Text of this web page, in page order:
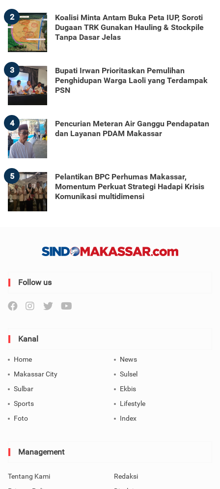
2
Koalisi Minta Antam Buka Peta IUP, Soroti
Dugaan TRK Gunakan Hauling & Stockpile
Tanpa Dasar Jelas
3
Bupati Irwan Prioritaskan Pemulihan
Penghidupan Warga Laoli yang Terdampak
PSN
4
Pencurian Meteran Air Ganggu Pendapatan
dan Layanan PDAM Makassar
5
Pelantikan BPC Perhumas Makassar,
Momentum Perkuat Strategi Hadapi Krisis
Komunikasi multidimensi
Follow us
Kanal
Home
News
Makassar City
Sulsel
Sulbar
Ekbis
Sports
Lifestyle
Foto
Index
Management
Tentang Kami
Redaksi